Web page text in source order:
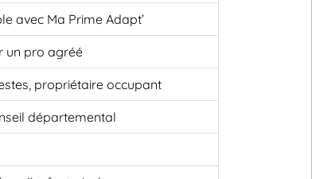
avec Ma Prime Adapt’
un pro agréé
propriétaire occupant
départemental